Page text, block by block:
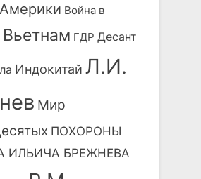
Война в
Вьетнам ГДР Десант
Индокитай Л.И.
Мир
ПОХОРОНЫ
ИЛЬИЧА БРЕЖНЕВА